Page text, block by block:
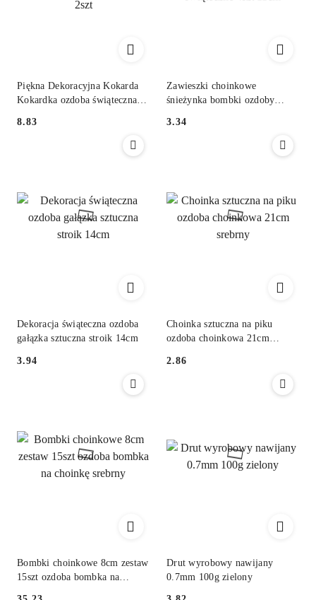
Piękna Dekoracyjna Kokarda
Kokardka ozdoba świąteczna
8.83
Zawieszki choinkowe
śnieżynka bombki ozdoby
3.34
Dekoracja świąteczna ozdoba
gałązka sztuczna stroik 14cm
Cena:
3.94
Choinka sztuczna na piku
ozdoba choinkowa 21cm
Cena:
2.86
Bombki choinkowe 8cm zestaw
15szt ozdoba bombka na
Drut wyrobowy nawijany
0.7mm 100g zielony